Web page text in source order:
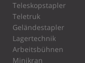
Teleskopstapler
Teletruk
Geländestapler
Lagertechnik
Arbeitsbühnen
Minikran